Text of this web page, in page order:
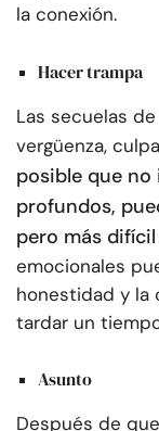
la conexión.
Hacer trampa
Las secuelas
vergüenza,
posible que
profundos,
pero más
emocionales
honestidad y la
tardar un
Asunto
Después de